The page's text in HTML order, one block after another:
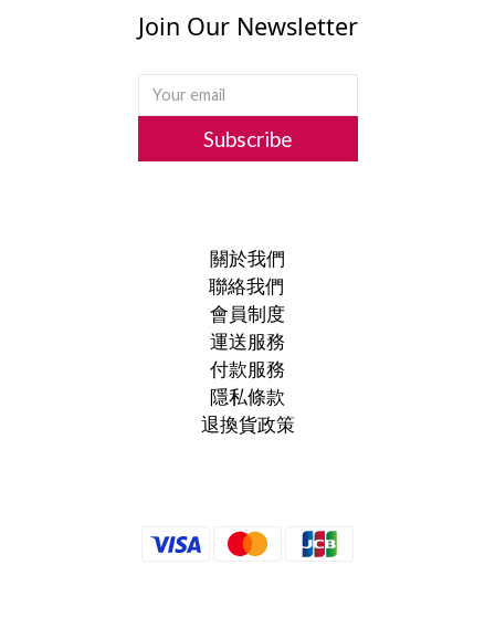
Join Our Newsletter
Subscribe
關於我們
聯絡我們
會員制度
運送服務
付款服務
隱私條款
退換貨政策